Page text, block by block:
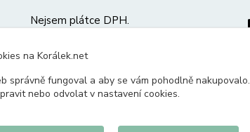
Nejsem plátce DPH.
na Korálek.net
správně fungoval a aby se vám pohodlně nakupovalo.
nebo odvolat v nastavení cookies.